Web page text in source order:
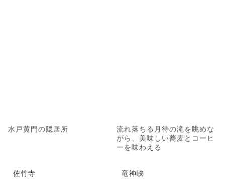
水戸黄門の隠居所
流れ落ちる月待の滝を眺めな
がら、美味しい蕎麦とコーヒ
ーを味わえる
佐竹寺 竜神峡